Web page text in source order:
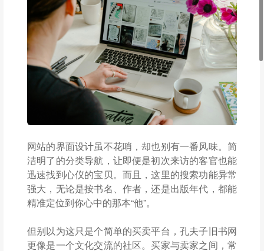
网站的界面设计虽不花哨，却也别有一番风味。简
洁明了的分类导航，让即便是初次来访的客官也能
迅速找到心仪的宝贝。而且，这里的搜索功能异常
强大，无论是按书名、作者，还是出版年代，都能
精准定位到你心中的那本“他”。
但别以为这只是个简单的买卖平台，孔夫子旧书网
更像是一个文化交流的社区。买家与卖家之间，常